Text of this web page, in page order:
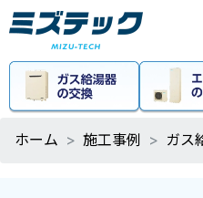
ホーム 施工事例 ガス